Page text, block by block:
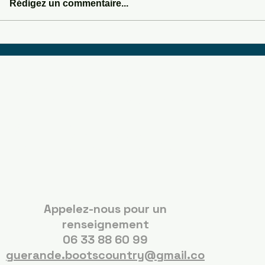
Rédigez un commentaire...
Appelez-nous pour un
renseignement
06 33 88 60 99
guerande.bootscountry@gmail.co